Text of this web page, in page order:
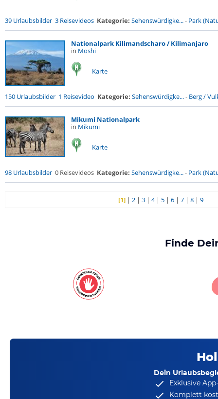
39 Urlaubsbilder 3 Reisevideos Kategorie: Sehenswürdigke...- Park
Nationalpark Kilimandscharo / Kilimanjaro
in Moshi
Karte
150 Urlaubsbilder 1 Reisevideo Kategorie: Sehenswürdigke...- Berg /
Mikumi Nationalpark
in Mikumi
Karte
98 Urlaubsbilder 0 Reisevideos Kategorie: Sehenswürdigke...- Park
[1] |2 |3 |4| 5 |6 |7 |8 |9
Finde
Dein
Exklusive
Komplett